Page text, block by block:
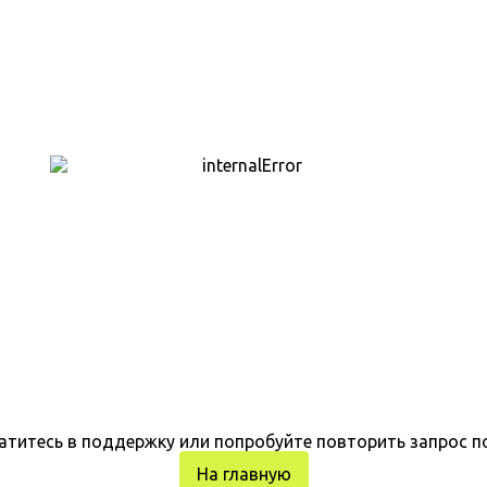
в поддержку или попробуйте повторить запрос
На главную